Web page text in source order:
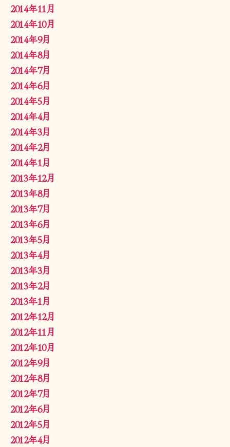
2014年11月
2014年10月
2014年9月
2014年8月
2014年7月
2014年6月
2014年5月
2014年4月
2014年3月
2014年2月
2014年1月
2013年12月
2013年8月
2013年7月
2013年6月
2013年5月
2013年4月
2013年3月
2013年2月
2013年1月
2012年12月
2012年11月
2012年10月
2012年9月
2012年8月
2012年7月
2012年6月
2012年5月
2012年4月